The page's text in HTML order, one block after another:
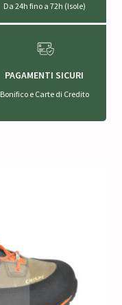
Da 24h fino a 72h (Isole)
PAGAMENTI SICURI
Bonifico e Carte di Credito